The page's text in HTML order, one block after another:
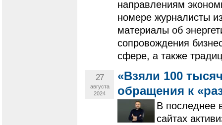
направлениям
номере журналисты
материалы об
сопровождения
сфере, а также
27
августа
2024
«Взяли 100
обращения к
В последнее
сайтах